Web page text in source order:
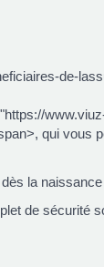
de-
qui vous
la
de sécurité